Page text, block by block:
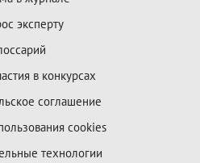
эксперту
в конкурсах
соглашение
cookies
технологии